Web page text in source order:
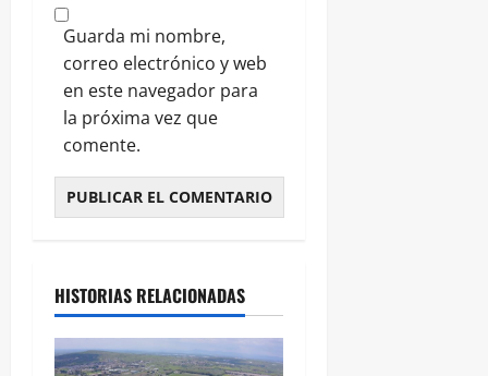
Guarda mi nombre,
correo electrónico y web
en este navegador para
la próxima vez que
comente.
HISTORIAS RELACIONADAS